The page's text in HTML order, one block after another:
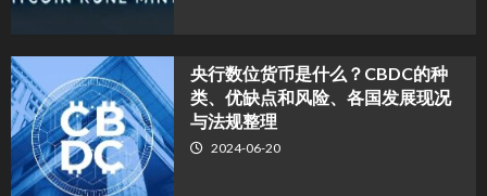
央行数位货币是什么？CBDC的种
类、优缺点和风险、各国发展现况
与法规整理
2024-06-20